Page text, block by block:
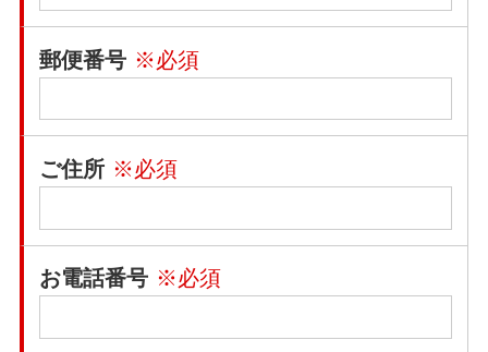
郵便番号 ※必須
ご住所 ※必須
お電話番号 ※必須